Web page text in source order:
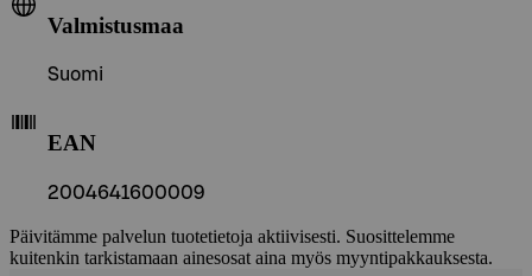
Valmistusmaa
Suomi
EAN
2004641600009
Päivitämme palvelun tuotetietoja aktiivisesti. Suosittelemme
kuitenkin tarkistamaan ainesosat aina myös myyntipakkauksesta.